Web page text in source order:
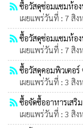
rss_feedซื้อวัสดุซ่อมแซมห้อ
เผยแพร่วันที่ : 7 สิง
rss_feedซื้อวัสดุซ่อมแซมห้อง
เผยแพร่วันที่ : 7 สิง
rss_feedซื้อวัสดุคอมพิวเตอร์
เผยแพร่วันที่ : 3 สิง
rss_feedซื้อจัดซื้ออาหารเสริ
เผยแพร่วันที่ : 3 สิง